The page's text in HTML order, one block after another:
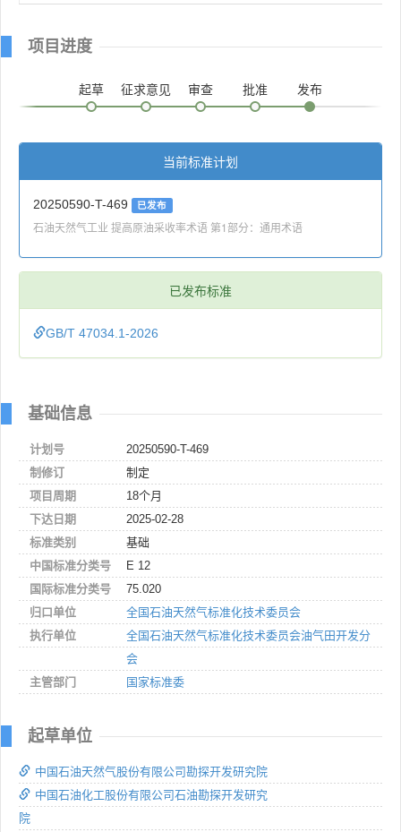
项目进度
起草 征求意见 审查 批准 发布
当前标准计划
20250590-T-469 已发布
石油天然气工业 提高原油采收率术语 第1部分：通用术语
已发布标准
GB/T 47034.1-2026
基础信息
计划号
20250590-T-469
制修订
制定
项目周期
18个月
下达日期
2025-02-28
标准类别
基础
中国标准分类号
E 12
国际标准分类号
75.020
归口单位
全国石油天然气标准化技术委员会
执行单位
全国石油天然气标准化技术委员会油气田开发分
会
主管部门
国家标准委
起草单位
中国石油天然气股份有限公司勘探开发研究院
中国石油化工股份有限公司石油勘探开发研究
院